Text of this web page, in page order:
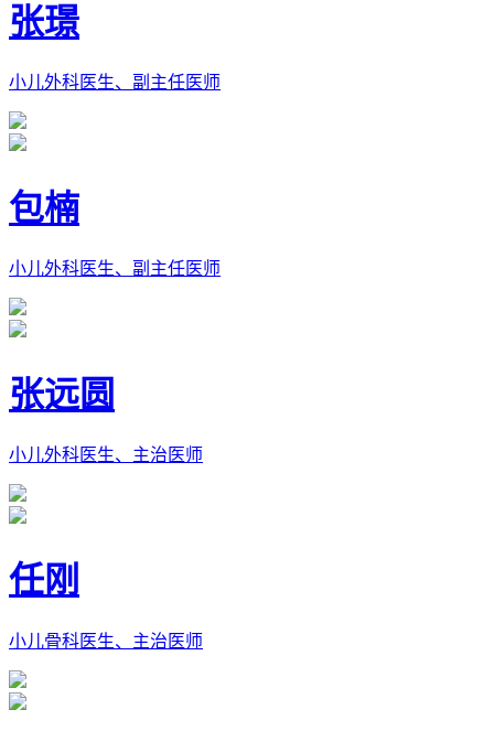
张璟
小儿外科医生、副主任医师
包楠
小儿外科医生、副主任医师
张远圆
小儿外科医生、主治医师
任刚
小儿骨科医生、主治医师